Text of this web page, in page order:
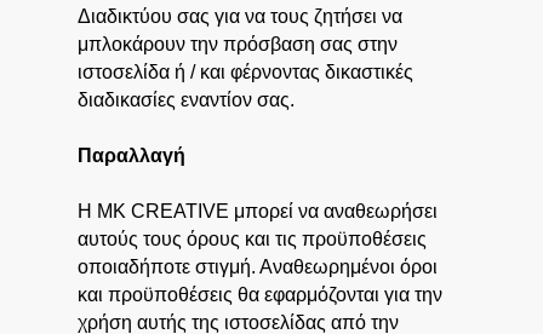
Διαδικτύου σας για να τους ζητήσει να
μπλοκάρουν την πρόσβαση σας στην
ιστοσελίδα ή / και φέρνοντας δικαστικές
διαδικασίες εναντίον σας.
Παραλλαγή
Η MK CREATIVE μπορεί να αναθεωρήσει
αυτούς τους όρους και τις προϋποθέσεις
οποιαδήποτε στιγμή. Αναθεωρημένοι όροι
και προϋποθέσεις θα εφαρμόζονται για την
χρήση αυτής της ιστοσελίδας από την